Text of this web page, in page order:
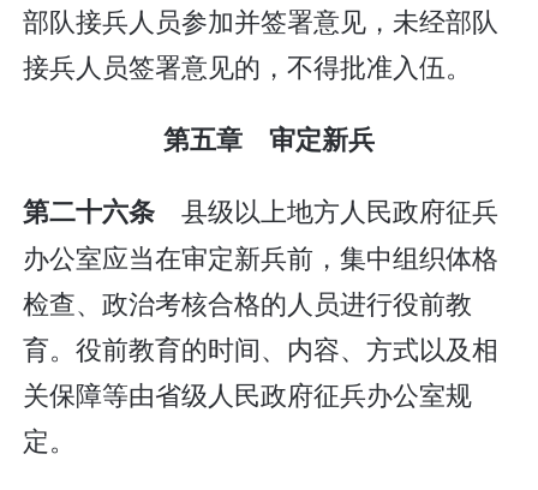
部队接兵人员参加并签署意见，未经部队
接兵人员签署意见的，不得批准入伍。
第五章 审定新兵
第二十六条 县级以上地方人民政府征兵
办公室应当在审定新兵前，集中组织体格
检查、政治考核合格的人员进行役前教
育。役前教育的时间、内容、方式以及相
关保障等由省级人民政府征兵办公室规
定。